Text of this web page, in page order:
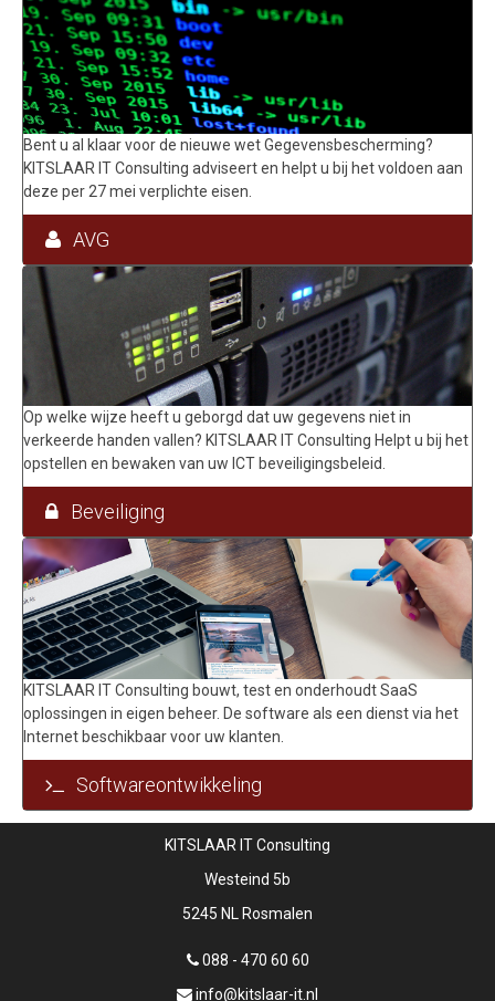
Bent u al klaar voor de nieuwe wet Gegevensbescherming?
KITSLAAR IT Consulting adviseert en helpt u bij het voldoen aan
deze per 27 mei verplichte eisen.
AVG
Op welke wijze heeft u geborgd dat uw gegevens niet in
verkeerde handen vallen? KITSLAAR IT Consulting Helpt u bij het
opstellen en bewaken van uw ICT beveiligingsbeleid.
Beveiliging
KITSLAAR IT Consulting bouwt, test en onderhoudt SaaS
oplossingen in eigen beheer. De software als een dienst via het
Internet beschikbaar voor uw klanten.
Softwareontwikkeling
KITSLAAR IT Consulting
Westeind 5b
5245 NL Rosmalen
088 - 470 60 60
info@kitslaar-it.nl